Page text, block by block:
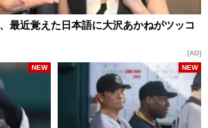
最近覚えた日本語に大沢あかねがツッコ
AD
NEW NEW